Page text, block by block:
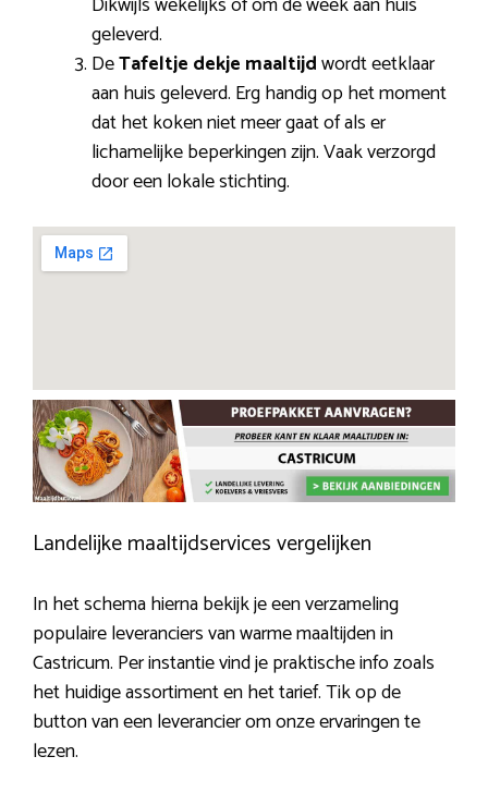
geleverd.
DeTafeltje dekje maaltijdwordt eetklaar
aan huis geleverd. Erg handig op het moment
dat het koken niet meer gaat of als er
lichamelijke beperkingen zijn. Vaak verzorgd
door een lokale stichting.
Landelijke maaltijdservices vergelijken
In het schema hierna bekijk je een verzameling
populaire leveranciers van warme maaltijden in
Castricum. Per instantie vind je praktische info zoals
het huidige assortiment en het tarief. Tik op de
button van een leverancier om onze ervaringen te
lezen.